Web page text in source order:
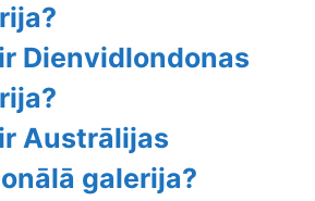
Dienvidlondonas
Austrālijas
galerija?